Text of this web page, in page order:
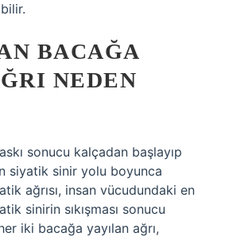
BACAĞA
NEDEN
sonucu kalçadan başlayıp
siyatik sinir yolu boyunca
ağrısı, insan vücudundaki en
sinirin sıkışması sonucu
iki bacağa yayılan ağrı,